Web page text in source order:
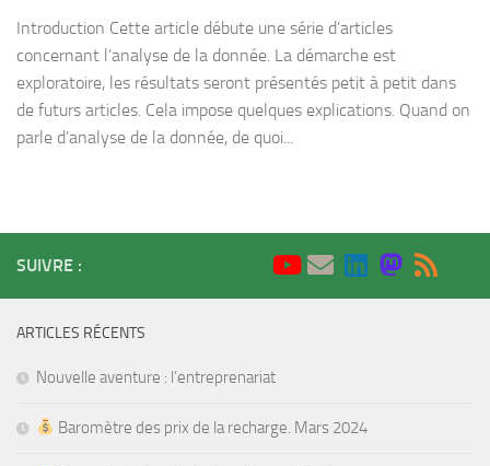
Introduction Cette article débute une série d’articles
concernant l’analyse de la donnée. La démarche est
exploratoire, les résultats seront présentés petit à petit dans
de futurs articles. Cela impose quelques explications. Quand on
parle d’analyse de la donnée, de quoi...
SUIVRE :
ARTICLES RÉCENTS
Nouvelle aventure : l’entreprenariat
Baromètre des prix de la recharge. Mars 2024